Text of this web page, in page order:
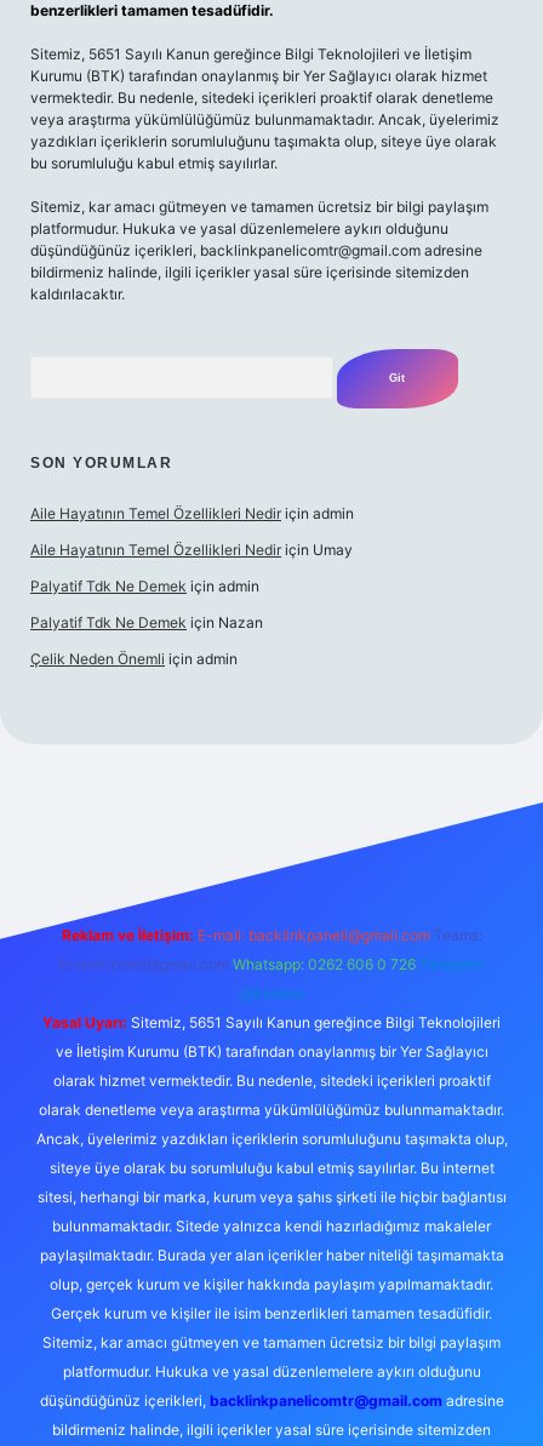
benzerlikleri tamamen tesadüfidir.
Sitemiz, 5651 Sayılı Kanun gereğince Bilgi Teknolojileri ve İletişim
Kurumu (BTK) tarafından onaylanmış bir Yer Sağlayıcı olarak hizmet
vermektedir. Bu nedenle, sitedeki içerikleri proaktif olarak denetleme
veya araştırma yükümlülüğümüz bulunmamaktadır. Ancak, üyelerimiz
yazdıkları içeriklerin sorumluluğunu taşımakta olup, siteye üye olarak
bu sorumluluğu kabul etmiş sayılırlar.
Sitemiz, kar amacı gütmeyen ve tamamen ücretsiz bir bilgi paylaşım
platformudur. Hukuka ve yasal düzenlemelere aykırı olduğunu
düşündüğünüz içerikleri, backlinkpanelicomtr@gmail.com adresine
bildirmeniz halinde, ilgili içerikler yasal süre içerisinde sitemizden
kaldırılacaktır.
SON YORUMLAR
Aile Hayatının Temel Özellikleri Nedir için admin
Aile Hayatının Temel Özellikleri Nedir için Umay
Palyatif Tdk Ne Demek için admin
Palyatif Tdk Ne Demek için Nazan
Çelik Neden Önemli için admin
Reklam ve İletişim: E-mail: backlinkpaneli@gmail.com Teams:
forumhizmeti@gmail.com Whatsapp: 0262 606 0 726 Telegram:
@karabul
Yasal Uyarı: Sitemiz, 5651 Sayılı Kanun gereğince Bilgi Teknolojileri
ve İletişim Kurumu (BTK) tarafından onaylanmış bir Yer Sağlayıcı
olarak hizmet vermektedir. Bu nedenle, sitedeki içerikleri proaktif
olarak denetleme veya araştırma yükümlülüğümüz bulunmamaktadır.
Ancak, üyelerimiz yazdıkları içeriklerin sorumluluğunu taşımakta olup,
siteye üye olarak bu sorumluluğu kabul etmiş sayılırlar. Bu internet
sitesi, herhangi bir marka, kurum veya şahıs şirketi ile hiçbir bağlantısı
bulunmamaktadır. Sitede yalnızca kendi hazırladığımız makaleler
paylaşılmaktadır. Burada yer alan içerikler haber niteliği taşımamakta
olup, gerçek kurum ve kişiler hakkında paylaşım yapılmamaktadır.
Gerçek kurum ve kişiler ile isim benzerlikleri tamamen tesadüfidir.
Sitemiz, kar amacı gütmeyen ve tamamen ücretsiz bir bilgi paylaşım
platformudur. Hukuka ve yasal düzenlemelere aykırı olduğunu
düşündüğünüz içerikleri, backlinkpanelicomtr@gmail.comadresine
bildirmeniz halinde, ilgili içerikler yasal süre içerisinde sitemizden